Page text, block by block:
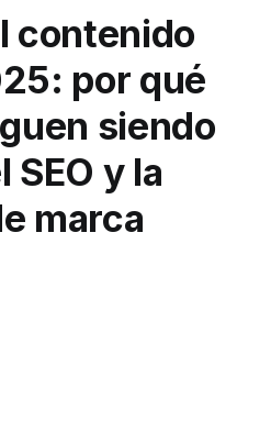
contenido
por qué
siendo
SEO y la
marca